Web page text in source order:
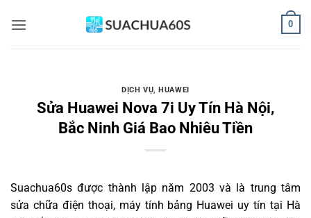
qua
0
DỊCH VỤ,HUAWEI
Sửa Huawei Nova 7i Uy Tín Hà Nội,
Bắc Ninh Giá Bao Nhiêu Tiền
Suachua60s được thành lập năm 2003 và là trung tâm
sửa chữa điện thoại, máy tính bảng Huawei uy tín tại Hà